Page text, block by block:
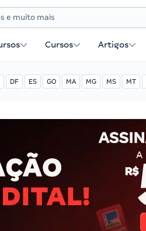
Cursos Artigos
DF ES GO MA MG MS MT